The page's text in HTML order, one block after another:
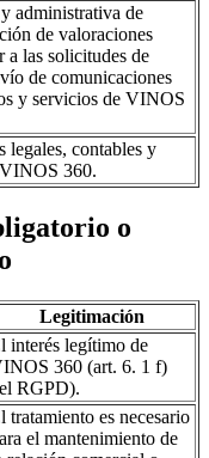
administrativa de
de valoraciones
a las solicitudes de
de comunicaciones
y servicios de VINOS
legales, contables y
360.
o
Legitimación
interés legítimo de
360 (art. 6. 1 f)
RGPD).
tratamiento es necesario
el mantenimiento de